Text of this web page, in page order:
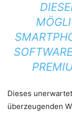
Dieses
überzeugenden